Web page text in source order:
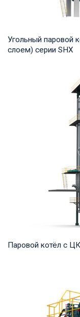
Угольный паровой
слоем) серии SHX
продукта: 10-75 т/ч
Паровой котёл с